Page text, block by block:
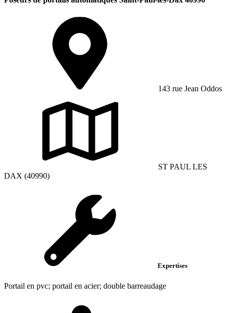
143 rue Jean Oddos
ST PAUL LES
DAX (40990)
Expertises
Portail en pvc; portail en acier; double barreaudage